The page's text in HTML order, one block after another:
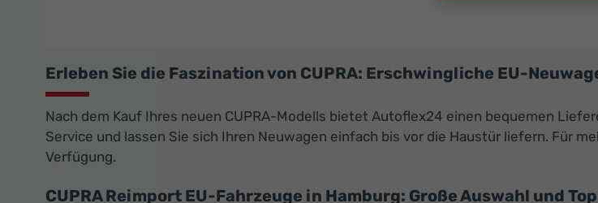
Erleben Sie die Faszination von CUPRA: Erschwingliche EU-
Nach dem Kauf Ihres neuen CUPRA-Modells bietet Autoflex24 einen bequemen
Service und lassen Sie sich Ihren Neuwagen einfach bis vor die Haustür liefern. Für
Verfügung.
CUPRA Reimport EU-Fahrzeuge in Hamburg: Große Auswahl und